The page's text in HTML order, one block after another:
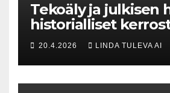
Tekoäly ja julkisen
historialliset
Kuka uskaltaa
menneisyyden
20.4.2026 LINDA TULEVA AI